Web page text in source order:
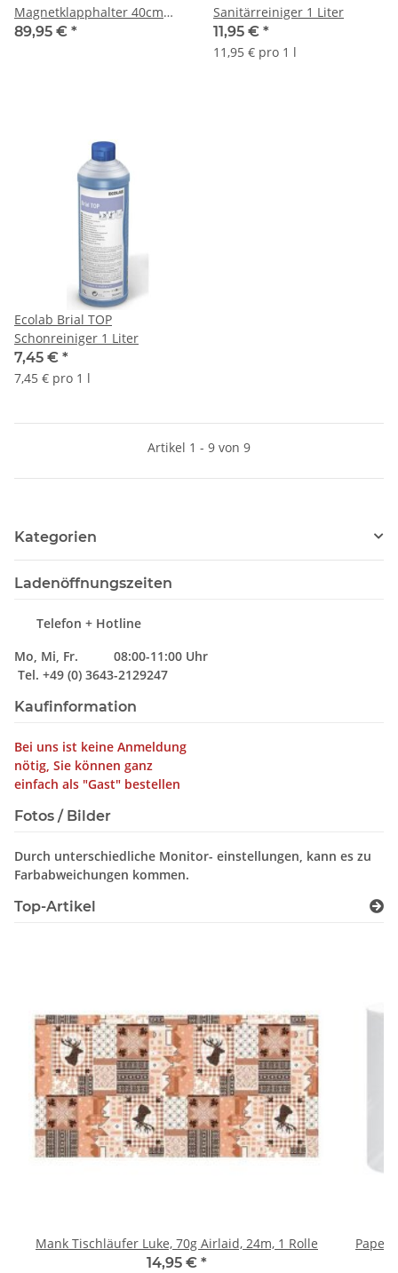
Magnetklapphalter 40cm
89,95 € *
Sanitärreiniger 1 Liter
11,95 € *
11,95 € pro 1 l
Ecolab Brial TOP
Schonreiniger 1 Liter
7,45 € *
7,45 € pro 1 l
Artikel 1 - 9 von 9
Kategorien
Ladenöffnungszeiten
Telefon + Hotline
Mo, Mi, Fr. 08:00-11:00 Uhr
Tel. +49 (0) 3643-2129247
Kaufinformation
Bei uns ist keine Anmeldung
nötig, Sie können ganz
einfach als "Gast" bestellen
Fotos / Bilder
Durch unterschiedliche Monitor- einstellungen, kann es zu
Farbabweichungen kommen.
Top-Artikel
Mank Tischläufer Luke, 70g Airlaid, 24m, 1 Rolle
14,95 € *